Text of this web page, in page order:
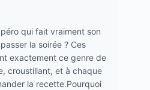
qui fait vraiment son
la soirée ? Ces
exactement ce genre de
croustillant, et à chaque
la recette.Pourquoi